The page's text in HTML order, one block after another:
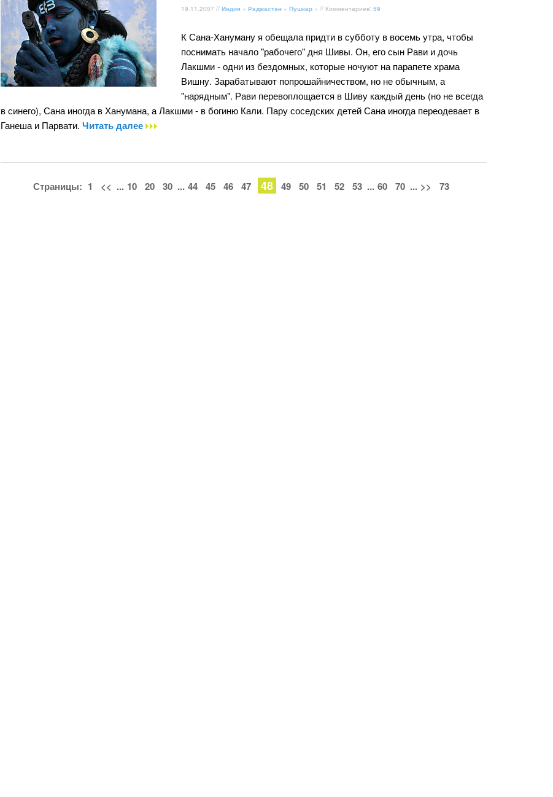
19.11.2007 // Индия » Раджастан » Пушкар » // Комментариев: 59
К Сана-Хануману я обещала придти в субботу в восемь утра, чтобы
поснимать начало "рабочего" дня Шивы. Он, его сын Рави и дочь
Лакшми - одни из бездомных, которые ночуют на парапете храма
Вишну. Зарабатывают попрошайничеством, но не обычным, а
"нарядным". Рави перевоплощается в Шиву каждый день (но не всегда
в синего), Сана иногда в Ханумана, а Лакшми - в богиню Кали. Пару соседских детей Сана иногда переодевает в
Ганеша и Парвати. Читать далее
Страницы: 1 << ... 10 20 30 ... 44 45 46 47 48 49 50 51 52 53 ... 60 70 ... >> 73